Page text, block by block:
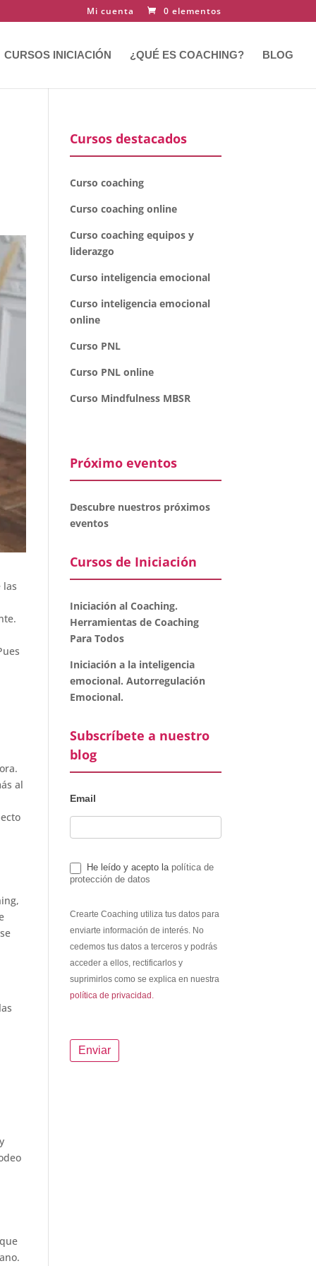
Mi cuenta 0 elementos
CURSOS INICIACIÓN ¿QUÉ ES COACHING? BLOG
las
al
Cursos destacados
Curso coaching
Curso coaching online
Curso coaching equipos y
liderazgo
Curso inteligencia emocional
Curso inteligencia emocional
online
Curso PNL
Curso PNL online
Curso Mindfulness MBSR
Próximo eventos
Descubre nuestros próximos
eventos
Cursos de Iniciación
Iniciación al Coaching.
Herramientas de Coaching
Para Todos
Iniciación a la inteligencia
emocional. Autorregulación
Emocional.
Subscríbete a nuestro
blog
Email
He leído y acepto la política de
protección de datos
Crearte Coaching utiliza tus datos para
enviarte información de interés. No
cedemos tus datos a terceros y podrás
acceder a ellos, rectificarlos y
suprimirlos como se explica en nuestra
política de privacidad.